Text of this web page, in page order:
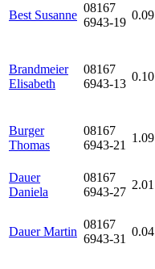
Best Susanne
08167
6943-19
0.09
Brandmeier
Elisabeth
08167
6943-13
0.10
Burger
Thomas
08167
6943-21
1.09
Dauer
Daniela
08167
6943-27
2.01
Dauer Martin
08167
6943-31
0.04